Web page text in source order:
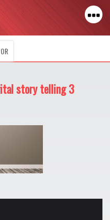
story telling 3